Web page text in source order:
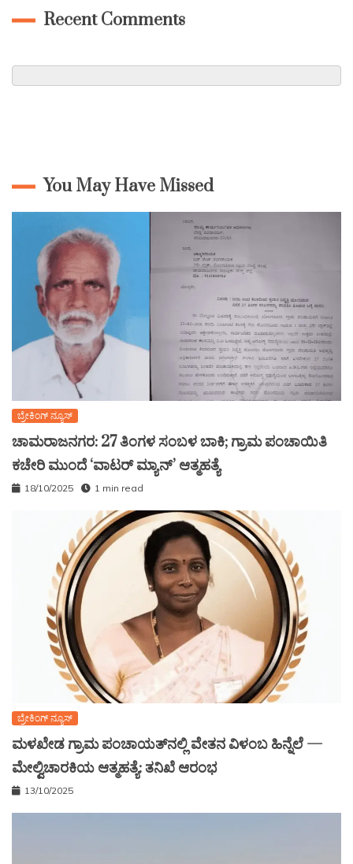
Recent Comments
You May Have Missed
ಬ್ರೇಕಿಂಗ್ ನ್ಯೂಸ್
ಚಾಮರಾಜನಗರ: 27 ತಿಂಗಳ ಸಂಬಳ ಬಾಕಿ; ಗ್ರಾಮ ಪಂಚಾಯಿತಿ
ಕಚೇರಿ ಮುಂದೆ ‘ವಾಟರ್ ಮ್ಯಾನ್’ ಆತ್ಮಹತ್ಯೆ
18/10/2025 1 min read
ಬ್ರೇಕಿಂಗ್ ನ್ಯೂಸ್
ಮಳಖೇಡ ಗ್ರಾಮ ಪಂಚಾಯತ್‌ನಲ್ಲಿ ವೇತನ ವಿಳಂಬ ಹಿನ್ನೆಲೆ —
ಮೇಲ್ವಿಚಾರಕಿಯ ಆತ್ಮಹತ್ಯೆ: ತನಿಖೆ ಆರಂಭ
13/10/2025